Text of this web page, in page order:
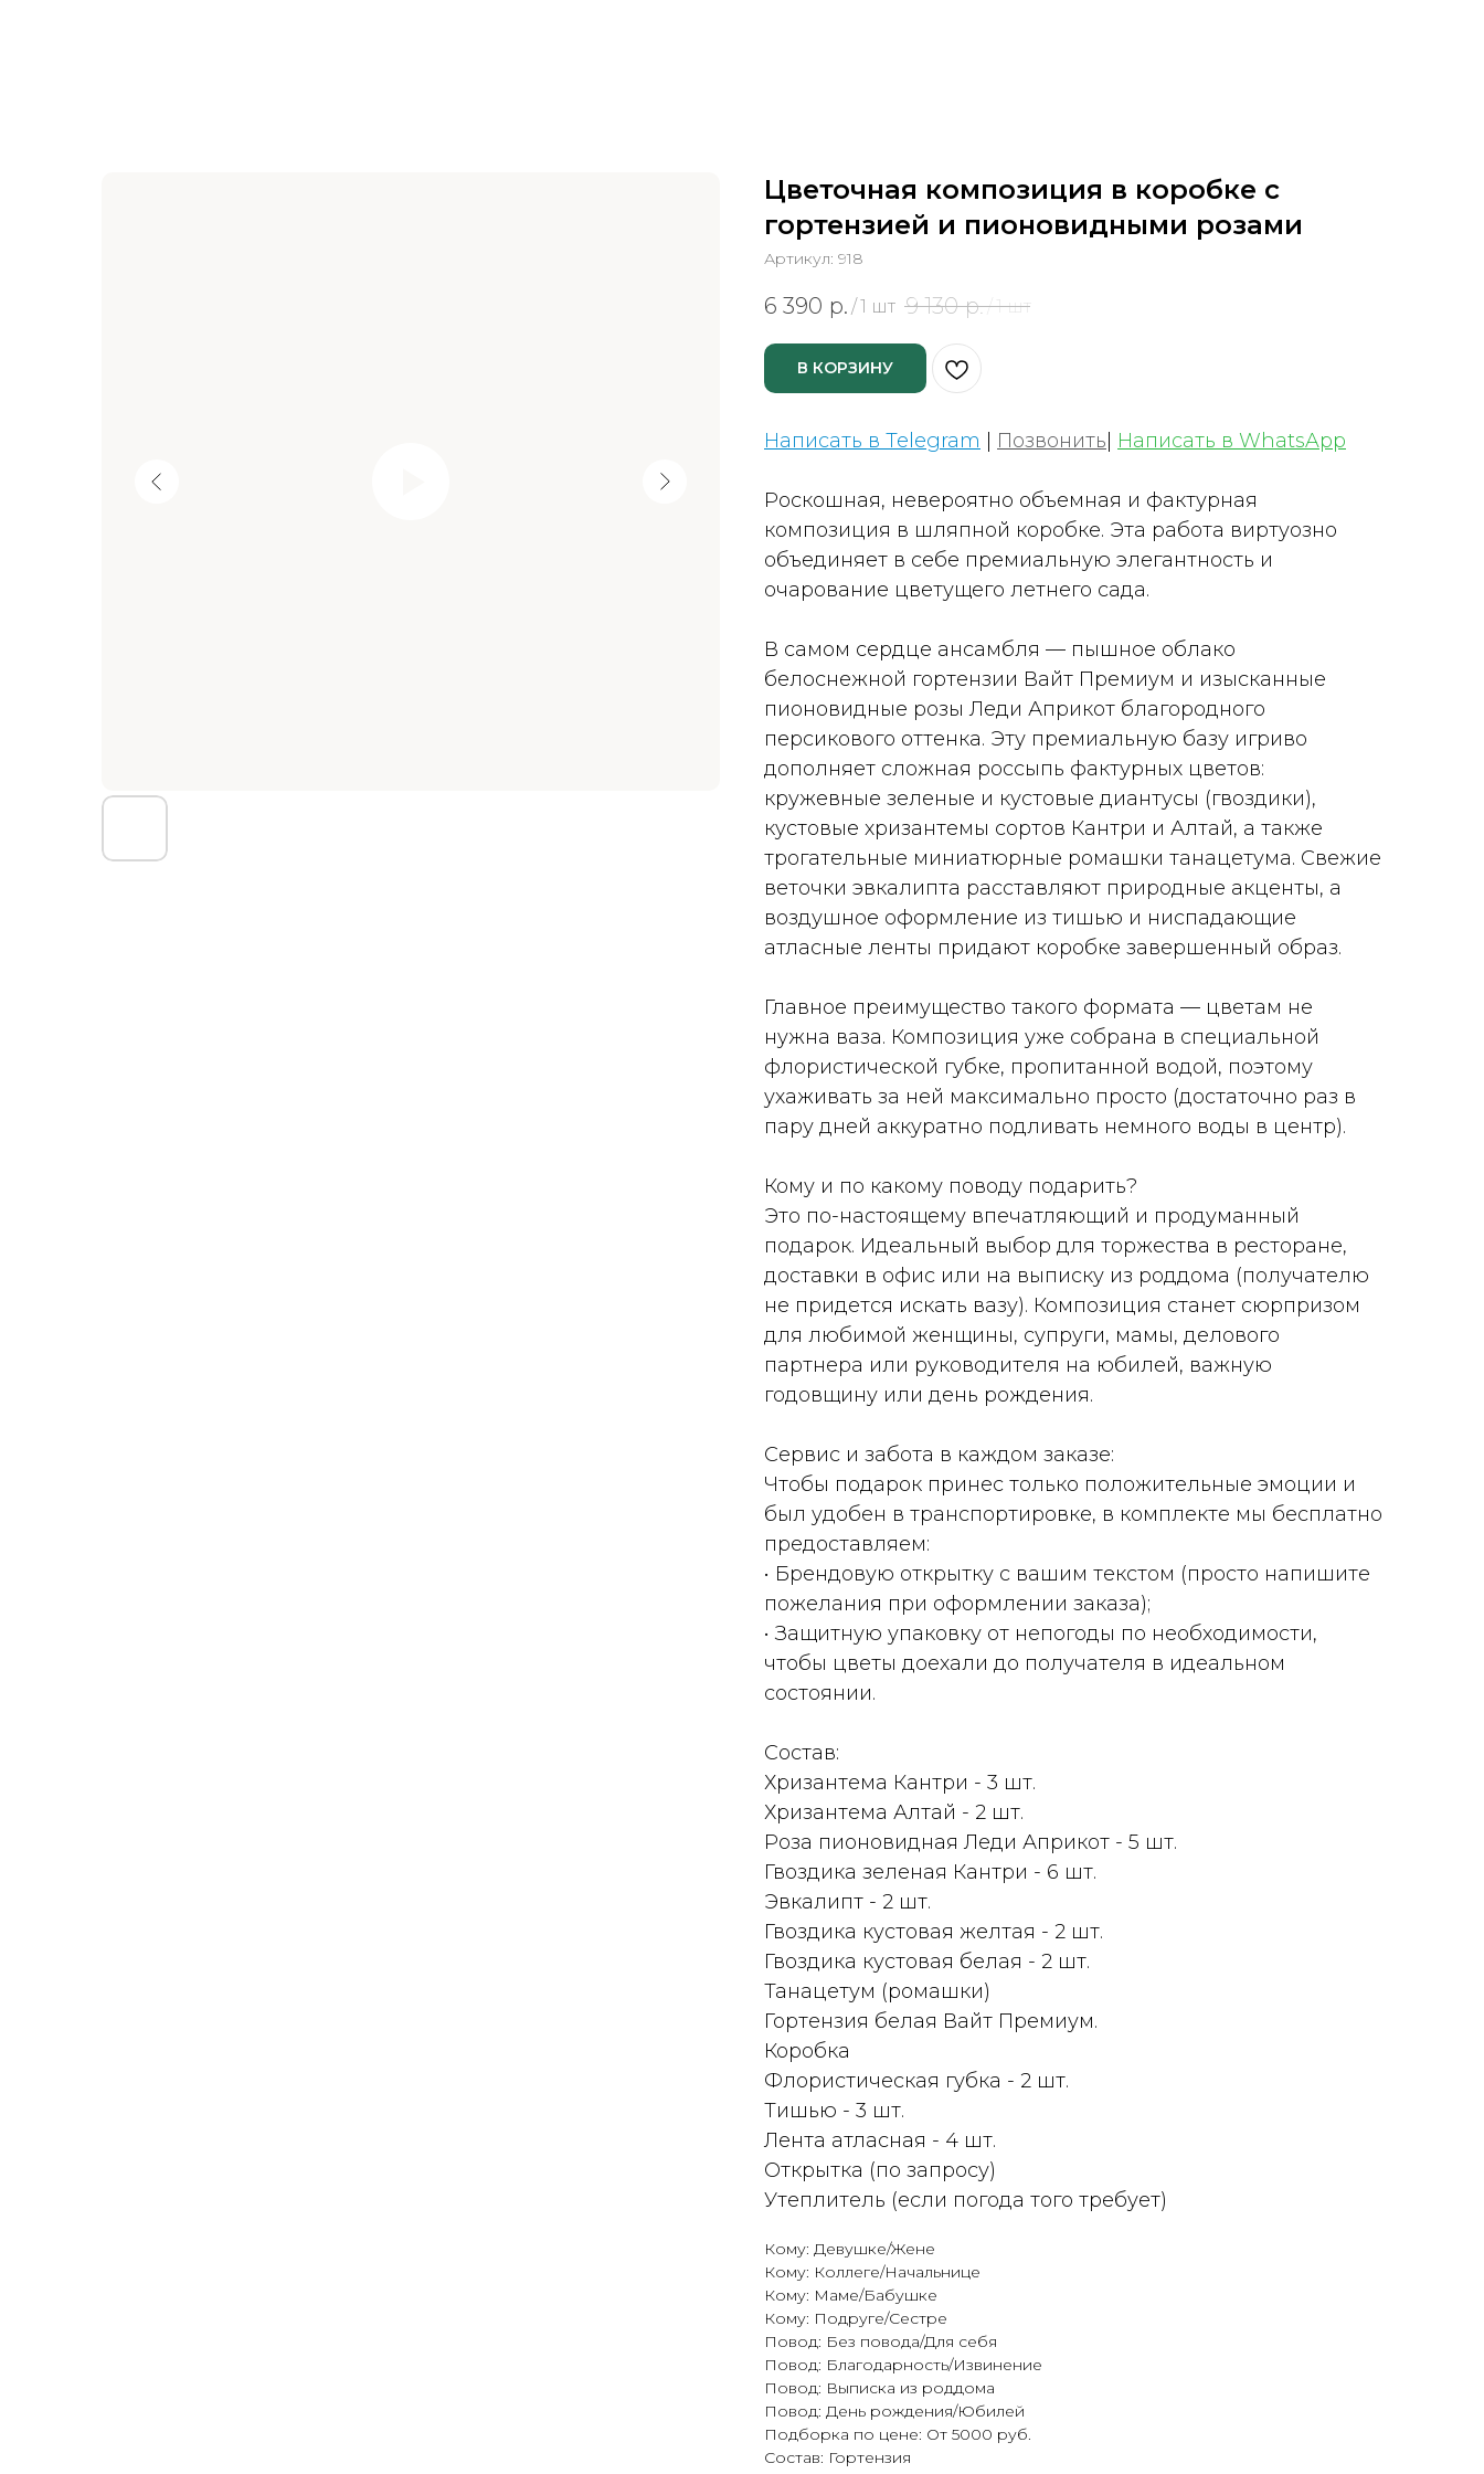
Цветочная композиция в коробке с
гортензией и пионовидными розами
Артикул: 918
6 390 р. /1 шт 9 130 р./1 шт
В КОРЗИНУ
Написать в Telegram Позвонить Написать в WhatsApp
Роскошная, невероятно объемная и фактурная
композиция в шляпной коробке. Эта работа виртуозно
объединяет в себе премиальную элегантность и
очарование цветущего летнего сада.
В самом сердце ансамбля — пышное облако
белоснежной гортензии Вайт Премиум и изысканные
пионовидные розы Леди Априкот благородного
персикового оттенка. Эту премиальную базу игриво
дополняет сложная россыпь фактурных цветов:
кружевные зеленые и кустовые диантусы (гвоздики),
кустовые хризантемы сортов Кантри и Алтай, а также
трогательные миниатюрные ромашки танацетума. Свежие
веточки эвкалипта расставляют природные акценты, а
воздушное оформление из тишью и ниспадающие
атласные ленты придают коробке завершенный образ.
Главное преимущество такого формата — цветам не
нужна ваза. Композиция уже собрана в специальной
флористической губке, пропитанной водой, поэтому
ухаживать за ней максимально просто (достаточно раз в
пару дней аккуратно подливать немного воды в центр).
Кому и по какому поводу подарить?
Это по-настоящему впечатляющий и продуманный
подарок. Идеальный выбор для торжества в ресторане,
доставки в офис или на выписку из роддома (получателю
не придется искать вазу). Композиция станет сюрпризом
для любимой женщины, супруги, мамы, делового
партнера или руководителя на юбилей, важную
годовщину или день рождения.
Сервис и забота в каждом заказе:
Чтобы подарок принес только положительные эмоции и
был удобен в транспортировке, в комплекте мы бесплатно
предоставляем:
• Брендовую открытку с вашим текстом (просто напишите
пожелания при оформлении заказа);
• Защитную упаковку от непогоды по необходимости,
чтобы цветы доехали до получателя в идеальном
состоянии.
Состав:
Хризантема Кантри - 3 шт.
Хризантема Алтай - 2 шт.
Роза пионовидная Леди Априкот - 5 шт.
Гвоздика зеленая Кантри - 6 шт.
Эвкалипт - 2 шт.
Гвоздика кустовая желтая - 2 шт.
Гвоздика кустовая белая - 2 шт.
Танацетум (ромашки)
Гортензия белая Вайт Премиум.
Коробка
Флористическая губка - 2 шт.
Тишью - 3 шт.
Лента атласная - 4 шт.
Открытка (по запросу)
Утеплитель (если погода того требует)
Кому: Девушке/Жене
Кому: Коллеге/Начальнице
Кому: Маме/Бабушке
Кому: Подруге/Сестре
Повод: Без повода/Для себя
Повод: Благодарность/Извинение
Повод: Выписка из роддома
Повод: День рождения/Юбилей
Подборка по цене: От 5000 руб.
Состав: Гортензия